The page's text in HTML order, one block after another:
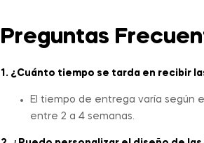
Preguntas
1. ¿Cuánto tiempo se tarda en recibir
El tiempo de entrega varía según
entre 2 a 4 semanas.